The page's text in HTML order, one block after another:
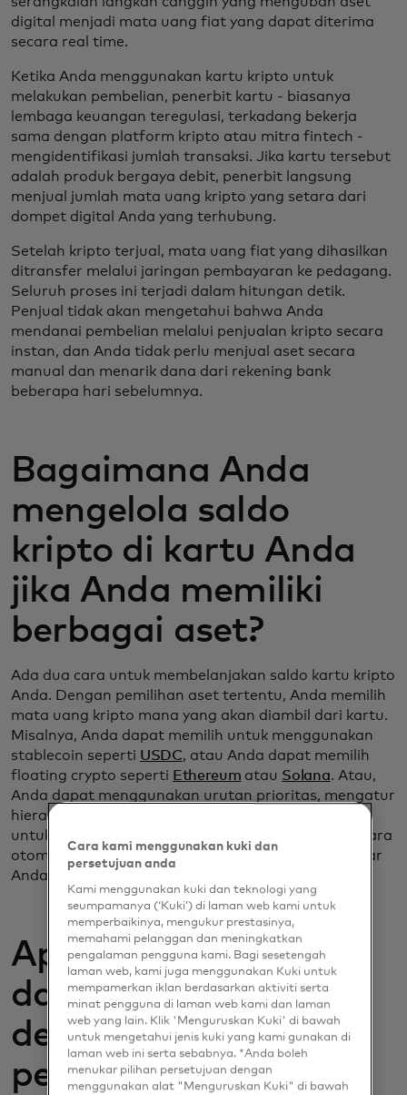
digital menjadi mata uang fiat yang dapat diterima
secara real time.
Ketika Anda menggunakan kartu kripto untuk
melakukan pembelian, penerbit kartu - biasanya
lembaga keuangan teregulasi, terkadang bekerja
sama dengan platform kripto atau mitra fintech -
mengidentifikasi jumlah transaksi. Jika kartu tersebut
adalah produk bergaya debit, penerbit langsung
menjual jumlah mata uang kripto yang setara dari
dompet digital Anda yang terhubung.
Setelah kripto terjual, mata uang fiat yang dihasilkan
ditransfer melalui jaringan pembayaran ke pedagang.
Seluruh proses ini terjadi dalam hitungan detik.
Penjual tidak akan mengetahui bahwa Anda
mendanai pembelian melalui penjualan kripto secara
instan, dan Anda tidak perlu menjual aset secara
manual dan menarik dana dari rekening bank
beberapa hari sebelumnya.
Bagaimana Anda
mengelola saldo
kripto di kartu Anda
jika Anda memiliki
berbagai aset?
Ada dua cara untuk membelanjakan saldo kartu kripto
Anda. Dengan pemilihan aset tertentu, Anda memilih
mata uang kripto mana yang akan diambil dari kartu.
Misalnya, Anda dapat memilih untuk menggunakan
stablecoin seperti USDC, atau Anda dapat memilih
floating crypto seperti Ethereum atau Solana. Atau,
Anda dapat menggunakan urutan prioritas, mengatur
hierarki aset, dan jika saldo utama terlalu rendah
untuk membayar pembelian Anda, sistem akan secara
otomatis berpindah ke aset berikutnya dalam daftar
Anda untuk menyelesaikan transaksi.
Apakah kartu kripto
dapat digunakan
dengan dompet
penyimpanan
Cara kami menggunakan kuki dan
persetujuan anda
Kami menggunakan kuki dan teknologi yang
seumpamanya (‘Kuki’) di laman web kami untuk
memperbaikinya, mengukur prestasinya,
memahami pelanggan dan meningkatkan
pengalaman pengguna kami. Bagi sesetengah
laman web, kami juga menggunakan Kuki untuk
mempamerkan iklan berdasarkan aktiviti serta
minat pengguna di laman web kami dan laman
web yang lain. Klik 'Menguruskan Kuki' di bawah
untuk mengetahui jenis kuki yang kami gunakan di
laman web ini serta sebabnya. *Anda boleh
menukar pilihan persetujuan dengan
menggunakan alat "Menguruskan Kuki" di bawah